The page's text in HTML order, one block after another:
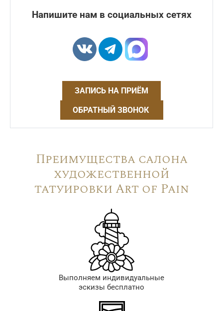
Напишите нам в социальных сетях
ЗАПИСЬ НА ПРИЁМ
ОБРАТНЫЙ ЗВОНОК
Преимущества салона
художественной
татуировки Art of Pain
Выполняем индивидуальные
эскизы бесплатно